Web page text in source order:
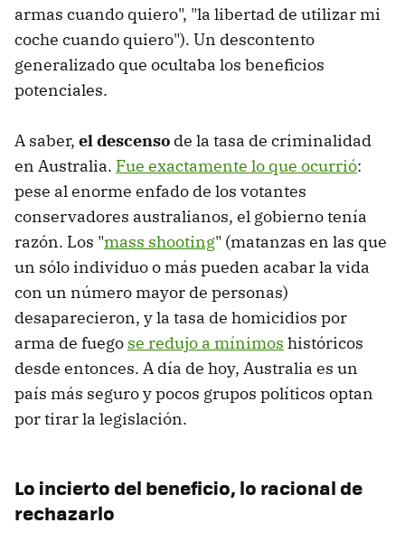
armas cuando quiero", "la libertad de utilizar mi
coche cuando quiero"). Un descontento
generalizado que ocultaba los beneficios
potenciales.
A saber, el descenso de la tasa de criminalidad
en Australia. Fue exactamente lo que ocurrió:
pese al enorme enfado de los votantes
conservadores australianos, el gobierno tenía
razón. Los "mass shooting" (matanzas en las que
un sólo individuo o más pueden acabar la vida
con un número mayor de personas)
desaparecieron, y la tasa de homicidios por
arma de fuego se redujo a mínimos históricos
desde entonces. A día de hoy, Australia es un
país más seguro y pocos grupos políticos optan
por tirar la legislación.
Lo incierto del beneficio, lo racional de
rechazarlo